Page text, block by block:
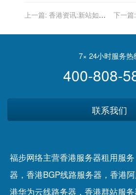
上一篇: 香港资讯:新站如何
赢得用户的心？
下一篇:
7× 24小时服务热
400-808-
联系我们
福步网络主营香港服务器租用服
器，香港BGP线路服务器，香港
港华为云线路务器，香港群站服